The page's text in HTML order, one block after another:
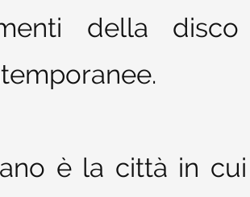
della
è la città in